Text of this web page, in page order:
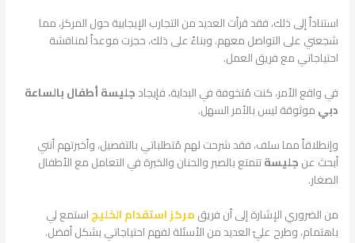
استناداً إلى ذلك، فقد قرأت العديد من التجارب الإيجابية حول المركز، مما
شجعني على التواصل معهم. وبناءً على ذلك، حجزت موعداً لمناقشة
احتياجاتي مع فريق العمل.
في واقع الأمر، كنت مُتخوفة في البداية، فإيجادجليسة أطفال بالساعة
دبيموثوقة ليس بالأمر السهل.
وإنطلاقاً مما سلف، فقد شرحت لهم مُتطلباتي بالتفصيل، وأخبرتهم أنني
أبحث عنجليسةتتمتع بالصبر والحنان والخبرة في التعامل مع الأطفال
الصغار.
من الضروري الإشارة إلى أن فريقمركز استقدام الخليجاستمع لي
باهتمام، وطرح عليّ العديد من الأسئلة لفهم احتياجاتي بشكل أفضل.